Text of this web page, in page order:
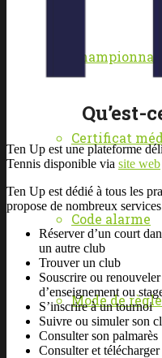
Certificat
Code alarme
Mode de
Qu’est-
Ten Up est une plateforme
Tennis disponible via site web
Ten Up est dédié à tous les
propose de nombreux
Réserver d’un court
un autre club
Trouver un club
Souscrire ou
d’enseignement ou
S’inscrire à un tournoi
Suivre ou simuler son
Consulter son palmarès
Consulter et